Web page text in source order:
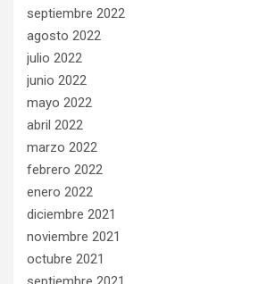
septiembre 2022
agosto 2022
julio 2022
junio 2022
mayo 2022
abril 2022
marzo 2022
febrero 2022
enero 2022
diciembre 2021
noviembre 2021
octubre 2021